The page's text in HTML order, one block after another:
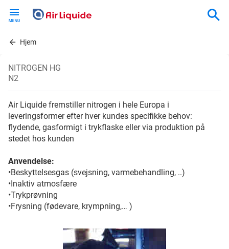
contentHjem
NITROGEN HG
N2
Air Liquide fremstiller nitrogen i hele Europa i
leveringsformer efter hver kundes specifikke behov:
flydende, gasformigt i trykflaske eller via produktion på
stedet hos kunden
Anvendelse:
•Beskyttelsesgas (svejsning, varmebehandling, ..)
•Inaktiv atmosfære
•Trykprøvning
•Frysning (fødevare, krympning,… )